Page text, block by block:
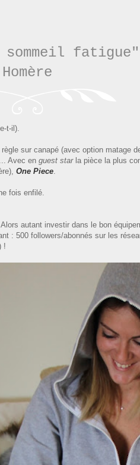
fatigue
Homère
t-il).
sur canapé (avec option matage
Avec en guest starla pièce l a plus
One Piece
fois enfilé.
autant investir dans le bon
: 500 followers/abonnés sur les
!